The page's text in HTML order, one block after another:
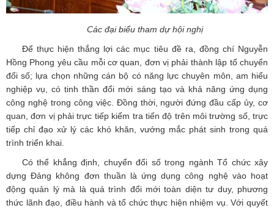
Các đại biểu tham dự hội nghị
Để thực hiện thắng lợi các mục tiêu đề ra, đồng chí Nguyễn
Hồng Phong yêu cầu mỗi cơ quan, đơn vị phải thành lập tổ chuyển
đổi số; lựa chọn những cán bộ có năng lực chuyên môn, am hiểu
nghiệp vụ, có tinh thần đổi mới sáng tạo và khả năng ứng dụng
công nghệ trong công việc. Đồng thời, người đứng đầu cấp ủy, cơ
quan, đơn vị phải trực tiếp kiểm tra tiến độ trên môi trường số, trực
tiếp chỉ đạo xử lý các khó khăn, vướng mắc phát sinh trong quá
trình triển khai.
Có thể khẳng định, chuyển đổi số trong ngành Tổ chức xây
dựng Đảng không đơn thuần là ứng dụng công nghệ vào hoạt
động quản lý mà là quá trình đổi mới toàn diện tư duy, phương
thức lãnh đạo, điều hành và tổ chức thực hiện nhiệm vụ. Với quyết